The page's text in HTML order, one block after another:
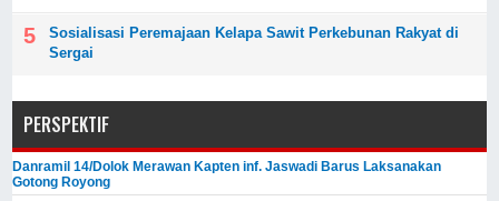
Sosialisasi Peremajaan Kelapa Sawit Perkebunan Rakyat di
Sergai
PERSPEKTIF
Danramil 14/Dolok Merawan Kapten inf. Jaswadi Barus Laksanakan
Gotong Royong